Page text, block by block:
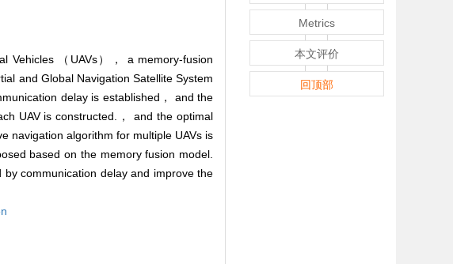
Vehicles （UAVs）， a memory-fusion
and Global Navigation Satellite System
delay is established， and the
UAV is constructed.， and the optimal
navigation algorithm for multiple UAVs is
based on the memory fusion model.
communication delay and improve the
Metrics
本文评价
回顶部